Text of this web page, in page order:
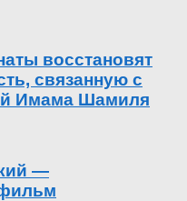
восстановят
связанную с
Имама Шамиля
—